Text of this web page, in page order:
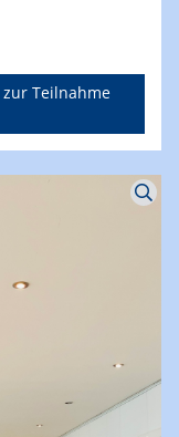
für Aurora-